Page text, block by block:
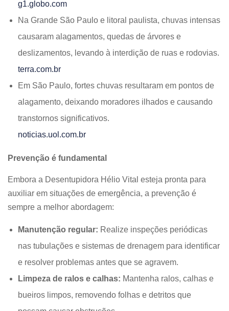
g1.globo.com
Na Grande São Paulo e litoral paulista, chuvas intensas
causaram alagamentos, quedas de árvores e
deslizamentos, levando à interdição de ruas e rodovias.
terra.com.br
Em São Paulo, fortes chuvas resultaram em pontos de
alagamento, deixando moradores ilhados e causando
transtornos significativos.
noticias.uol.com.br
Prevenção é fundamental
Embora a Desentupidora Hélio Vital esteja pronta para
auxiliar em situações de emergência, a prevenção é
sempre a melhor abordagem:
Manutenção regular: Realize inspeções periódicas
nas tubulações e sistemas de drenagem para identificar
e resolver problemas antes que se agravem.
Limpeza de ralos e calhas: Mantenha ralos, calhas e
bueiros limpos, removendo folhas e detritos que